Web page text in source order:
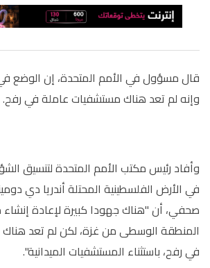
قال مسؤول في الأمم المتحدة، إن الوضع
وإنه لم تعد هناك مستشفيات عاملة في رفح.
وأفاد رئيس مكتب الأمم المتحدة لتنسيق
في الأرض الفلسطينية المحتلة أندريا دي
صحفي، أن "هناك جهودا كبيرة لإعادة
المنطقة الوسطى من غزة، لكن لم تعد
في رفح، باستثناء المستشفيات الميدانية".